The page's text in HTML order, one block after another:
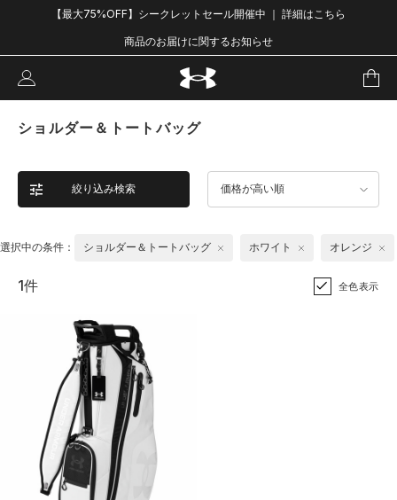
【最大75%OFF】シークレットセール開催中 ｜ 詳細はこちら
商品のお届けに関するお知らせ
ショルダー＆トートバッグ
絞り込み検索 価格が高い順
選択中の条件： ショルダー＆トートバッグ ホワイト オレンジ
1件 全色表示